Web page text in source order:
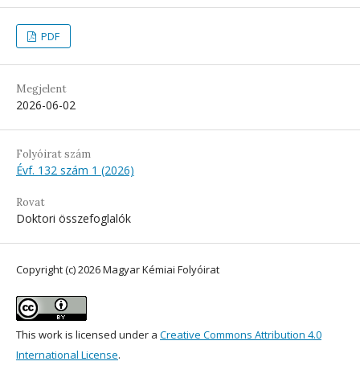
PDF
Megjelent
2026-06-02
Folyóirat szám
Évf. 132 szám 1 (2026)
Rovat
Doktori összefoglalók
Copyright (c) 2026 Magyar Kémiai Folyóirat
This work is licensed under a Creative Commons Attribution 4.0
International License.